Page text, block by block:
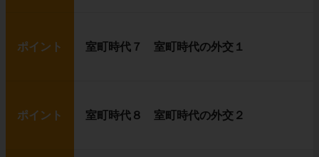
ポイント 室町時代７ 室町時代の外交１
ポイント 室町時代８ 室町時代の外交２